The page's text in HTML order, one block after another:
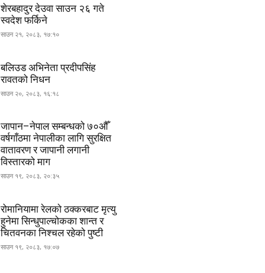
शेरबहादुर देउवा साउन २६ गते
स्वदेश फर्किने
साउन २१, २०८३, १७:१०
बलिउड अभिनेता प्रदीपसिंह
रावतको निधन
साउन २०, २०८३, १६:१८
जापान–नेपाल सम्बन्धको ७०औँ
वर्षगाँठमा नेपालीका लागि सुरक्षित
वातावरण र जापानी लगानी
विस्तारको माग
साउन १९, २०८३, २०:३५
रोमानियामा रेलको ठक्करबाट मृत्यु
हुनेमा सिन्धुपाल्चोकका शान्त र
चितवनका निश्चल रहेको पुष्टी
साउन १९, २०८३, १७:०७